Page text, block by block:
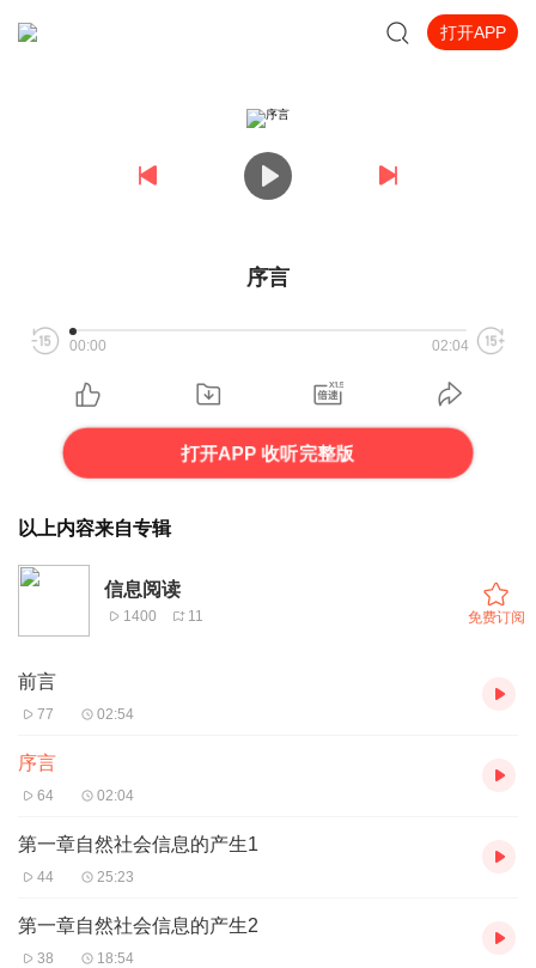
打开APP
序言
00:00 02:04
打开APP 收听完整版
以上内容来自专辑
信息阅读
1400 11 免费订阅
前言
77 02:54
序言
64 02:04
第一章自然社会信息的产生1
44 25:23
第一章自然社会信息的产生2
38 18:54